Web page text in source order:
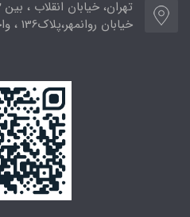
خیابان روانمهر،پلاک136 ، واحد1